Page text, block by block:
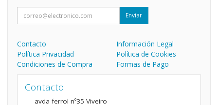
Enviar
Contacto
Información Legal
Política Privacidad
Política de Cookies
Condiciones de Compra
Formas de Pago
Contacto
avda ferrol nº35 Viveiro